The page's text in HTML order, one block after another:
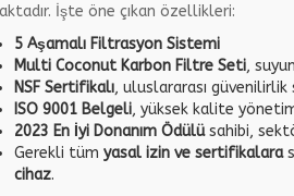
İşte öne çıkan özellikleri:
5 Aşamalı Filtrasyon Sistemi
Multi Coconut Karbon Filtre Seti,
NSF Sertifikalı, uluslararası
ISO 9001 Belgeli, yüksek kalite
2023 En İyi Donanım Ödülüsahibi,
Gerekli tüm yasal izin ve sertifikalara
cihaz.